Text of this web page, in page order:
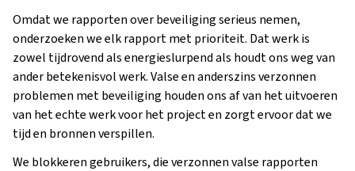
Omdat we rapporten over beveiliging serieus nemen,
onderzoeken we elk rapport met prioriteit. Dat werk is
zowel tijdrovend als energieslurpend als houdt ons weg van
ander betekenisvol werk. Valse en anderszins verzonnen
problemen met beveiliging houden ons af van het uitvoeren
van het echte werk voor het project en zorgt ervoor dat we
tijd en bronnen verspillen.
We blokkeren gebruikers, die verzonnen valse rapporten